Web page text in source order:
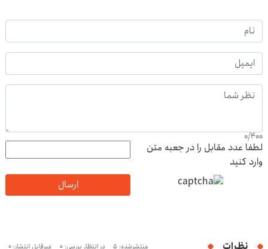
0/400
لطفا عدد مقابل را در جعبه متن
وارد کنید
ارسال
منتشرشده: 5 در انتظار بررسی: 0 غیرقابل انتشار: 0